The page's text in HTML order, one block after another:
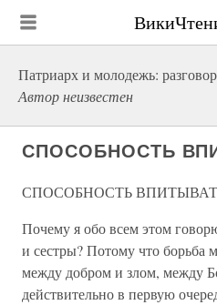
Патриарх и молодежь:
Автор неизвестен
СПОСОБНОСТЬ
СПОСОБНОСТЬ
Почему я обо всем этом
и сестры? Потому что борьба
между добром и злом, между
действительно в первую